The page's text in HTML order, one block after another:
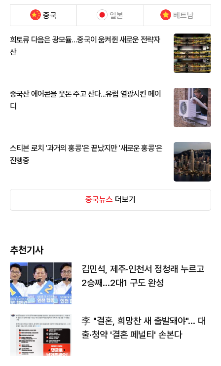
중국 일본 베트남
희토류 다음은 광모듈…중국이 움켜쥔 새로운 전략자
산
중국산 에어콘을 웃돈 주고 산다...유럽 열광시킨 메이
디
스티븐 로치 '과거의 홍콩'은 끝났지만 '새로운 홍콩'은
진행중
중국뉴스 더보기
추천기사
김민석, 제주·인천서 정청래 누르고
2승째…2대1 구도 완성
李 "결혼, 희망찬 새 출발돼야"… 대
출·청약 '결혼 페널티' 손본다